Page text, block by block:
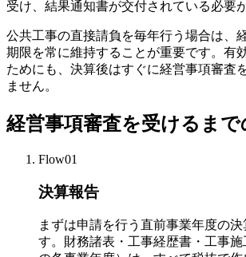
受け、結果通知書が交付されている必要
公共工事の直接請負を毎年行う場合は、
期限を常に維持することが重要です。有
ためにも、決算後はすぐに経営事項審査
ません。
経営事項審査を受けるまで
Flow01
決算報告
まずは申請を行う直前事業年度の
す。財務諸表・工事経歴書・工事施